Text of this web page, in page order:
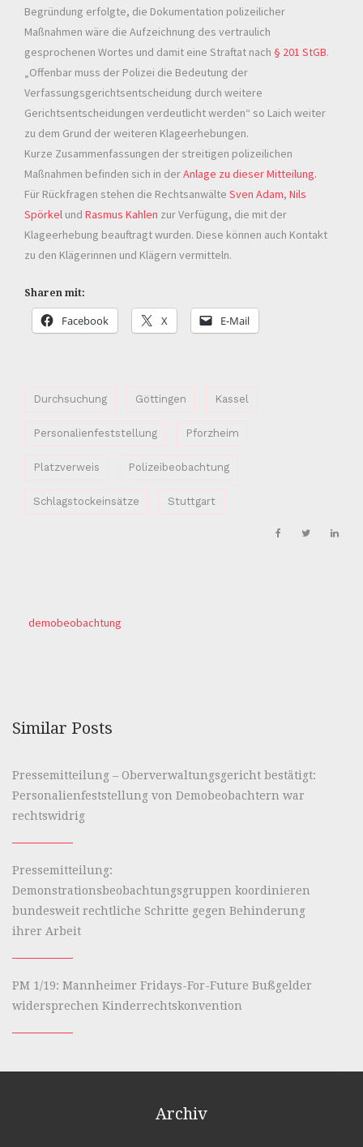
Begründung erfolgte, die Dokumentation polizeilicher
Maßnahmen wäre die Aufzeichnung des vertraulich
gesprochenen Wortes und damit eine Straftat nach § 201 StGB.
„Offenbar muss der Polizei die Bedeutung der
Verfassungsgerichtsentscheidung durch weitere
Gerichtsentscheidungen verdeutlicht werden“ so Laich weiter
zu dem Grund der weiteren Klageerhebungen.
Kurze Zusammenfassungen der streitigen polizeilichen
Maßnahmen befinden sich in derAnlage zu dieser Mitteilung.
Für Rückfragen stehen die Rechtsanwälte Sven Adam, Nils
Spörkel und Rasmus Kahlen zur Verfügung, die mit der
Klageerhebung beauftragt wurden. Diese können auch Kontakt
zu den Klägerinnen und Klägern vermitteln.
Sharen mit:
Facebook X E-Mail
Durchsuchung Göttingen Kassel
Personalienfeststellung Pforzheim
Platzverweis Polizeibeobachtung
Schlagstockeinsätze Stuttgart
demobeobachtung
Similar Posts
Pressemitteilung – Oberverwaltungsgericht bestätigt:
Personalienfeststellung von Demobeobachtern war
rechtswidrig
Pressemitteilung:
Demonstrationsbeobachtungsgruppen koordinieren
bundesweit rechtliche Schritte gegen Behinderung
ihrer Arbeit
PM 1/19: Mannheimer Fridays-For-Future Bußgelder
widersprechen Kinderrechtskonvention
Archiv